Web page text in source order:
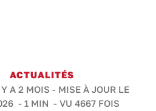
ACTUALITÉS
A 2 MOIS - MISE À JOUR LE
- 1 MIN - VU 4667 FOIS